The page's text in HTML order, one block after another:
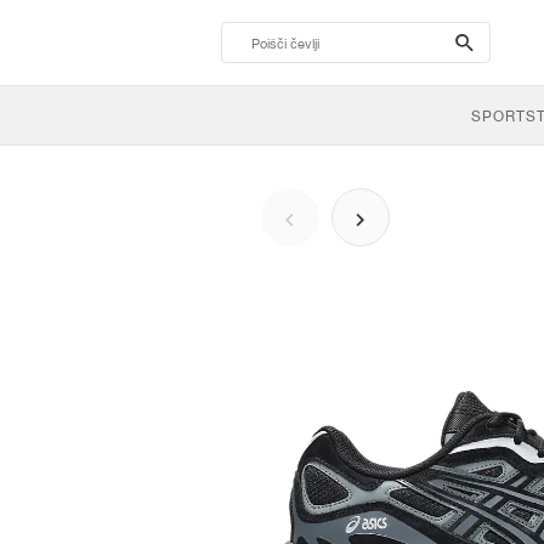
search-
btn